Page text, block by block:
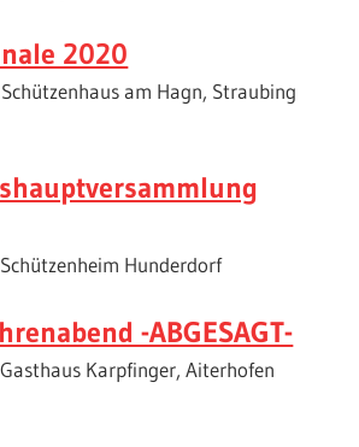
2020
Schützenhaus am Hagn, Straubing
Schützenheim Hunderdorf
-ABGESAGT-
Gasthaus Karpfinger, Aiterhofen